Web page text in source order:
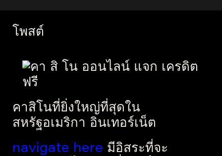
โพสต์
คาสิโนที่ยิ่งใหญ่ที่สุดใน
สหรัฐอเมริกา อินเทอร์เน็ต
navigate here มีอิสระที่จะ